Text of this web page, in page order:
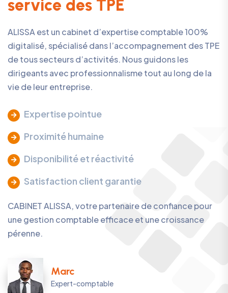
service des TPE
ALISSA est un cabinet d’expertise comptable 100%
digitalisé, spécialisé dans l’accompagnement des TPE
de tous secteurs d’activités. Nous guidons les
dirigeants avec professionnalisme tout au long de la
vie de leur entreprise.
Expertise pointue
Proximité humaine
Disponibilité et réactivité
Satisfaction client garantie
CABINET ALISSA, votre partenaire de confiance pour
une gestion comptable efficace et une croissance
pérenne.
Marc
Expert-comptable